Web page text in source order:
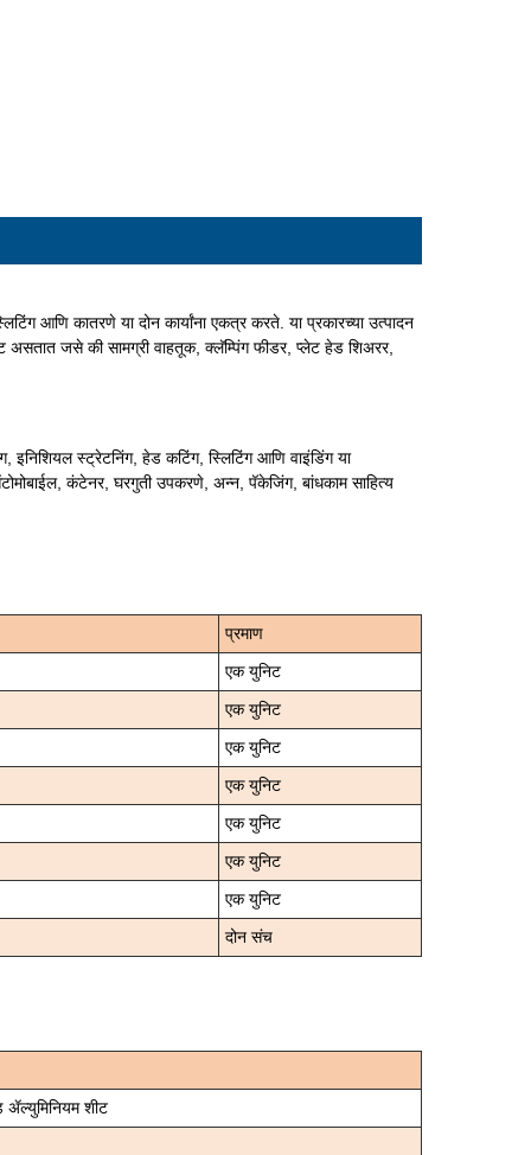
आणि कातरणे या दोन कार्यांना एकत्र करते. या प्रकारच्या उत्पादन
जसे की सामग्री वाहतूक, क्लॅम्पिंग फीडर, प्लेट हेड शिअरर,
स्ट्रेटनिंग, हेड कटिंग, स्लिटिंग आणि वाइंडिंग या
कंटेनर, घरगुती उपकरणे, अन्न, पॅकेजिंग, बांधकाम साहित्य
प्रमाण
एक युनिट
एक युनिट
एक युनिट
एक युनिट
एक युनिट
एक युनिट
एक युनिट
दोन संच
ॲल्युमिनियम शीट